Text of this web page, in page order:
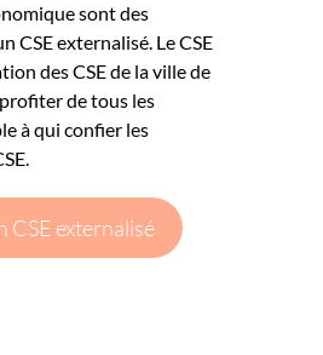
sont des
CSE externalisé. Le CSE
des CSE de la ville de
de tous les
à qui confier les
CSE externalisé